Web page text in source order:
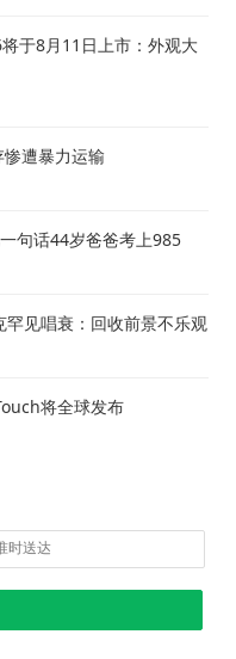
于8月11日上市：外观大
遭暴力运输
句话44岁爸爸考上985
见唱衰：回收前景不乐观
将全球发布